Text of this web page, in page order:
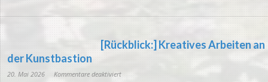
macht
den
[Rückblick:] Kreatives Arbeiten an
der Kunstbastion
20. Mai 2026 Kommentare deaktiviertfür
[Rückblick:]